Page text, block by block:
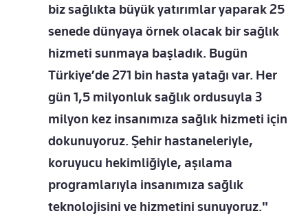
biz sağlıkta büyük yatırımlar yaparak 25
senede dünyaya örnek olacak bir sağlık
hizmeti sunmaya başladık. Bugün
Türkiye’de 271 bin hasta yatağı var. Her
gün 1,5 milyonluk sağlık ordusuyla 3
milyon kez insanımıza sağlık hizmeti için
dokunuyoruz. Şehir hastaneleriyle,
koruyucu hekimliğiyle, aşılama
programlarıyla insanımıza sağlık
teknolojisini ve hizmetini sunuyoruz."